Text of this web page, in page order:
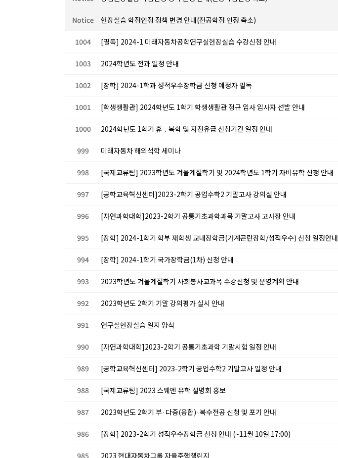
Notice 현장실습 학점인정 정책 변경 안내(전공학점 인정 축소)
1004 [필독] 2024-1 미래자동차공학연구실현장실습 수강신청 안내
1003 2024학년도 전과 일정 안내
1002 [장학] 2024-1학과 성적우수장학금 신청 예정자 필독
1001 [학생생활관] 2024학년도 1학기 학생생활관 정규 입사 입사자 선발 안내
1000 2024학년도 1학기 휴 ․ 복학 및 자진유급 신청기간 일정 안내
999 미래자동차 해외석학 세미나
998 [국제교류팀] 2023학년도 겨울계절학기 및 2024학년도 1학기 자비유학 신청 안내
997 [공학교육혁신센터]2023-2학기 공업수학2 기말고사 강의실 안내
996 [자연과학대학]2023-2학기 공통기초과학과목 기말고사 고사장 안내
995 [장학] 2024-1학기 학부 재학생 교내장학금(가계곤란장학/성적우수) 신청 일정안내
994 [장학] 2024-1학기 국가장학금(1차) 신청 안내
993 2023학년도 겨울계절학기 사회봉사교과목 수강신청 및 운영계획 안내
992 2023학년도 2학기 기말 강의평가 실시 안내
991 연구실현장실습 일지 양식
990 [자연과학대학]2023-2학기 공통기초과학 기말시험 일정 안내
989 [공학교육혁신센터] 2023-2학기 공업수학2 기말고사 일정 안내
988 [국제교류팀] 2023 스웨덴 유학 설명회 홍보
987 2023학년도 2학기 부·다중(융합)·복수전공 신청 및 포기 안내
986 [장학] 2023-2학기 성적우수장학금 신청 안내 (~11월 10일 17:00)
985 2023 현대자동차그룹 자율주행챌린지